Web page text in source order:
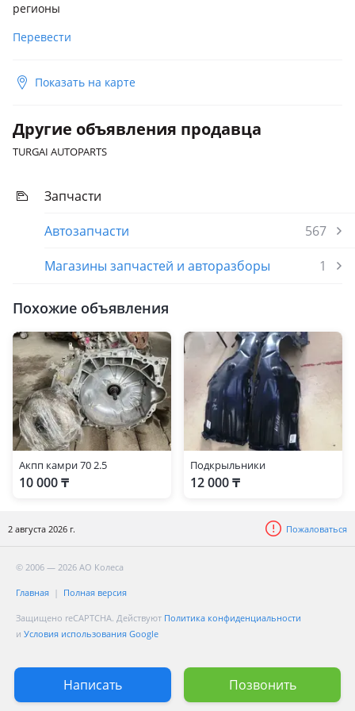
регионы
Перевести
Показать на карте
Другие объявления продавца
TURGAI AUTOPARTS
Запчасти
Автозапчасти
567
Магазины запчастей и авторазборы
1
Похожие объявления
Акпп камри 70 2.5
10 000 ₸
Подкрыльники
12 000 ₸
2 августа 2026 г. Пожаловаться
Написать Позвонить
© 2006 — 2026 АО Колеса
Главная Полная версия
Защищено reCAPTCHA. Действуют Политика конфиденциальности
и Условия использования Google